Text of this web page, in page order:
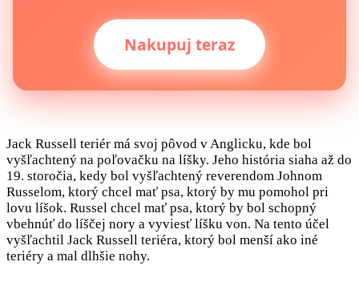
Nakupuj teraz
Jack Russell teriér má svoj pôvod v Anglicku, kde bol
vyšľachtený na poľovačku na líšky. Jeho história siaha až do
19. storočia, kedy bol vyšľachtený reverendom Johnom
Russelom, ktorý chcel mať psa, ktorý by mu pomohol pri
lovu líšok. Russel chcel mať psa, ktorý by bol schopný
vbehnúť do líščej nory a vyviesť líšku von. Na tento účel
vyšľachtil Jack Russell teriéra, ktorý bol menší ako iné
teriéry a mal dlhšie nohy.